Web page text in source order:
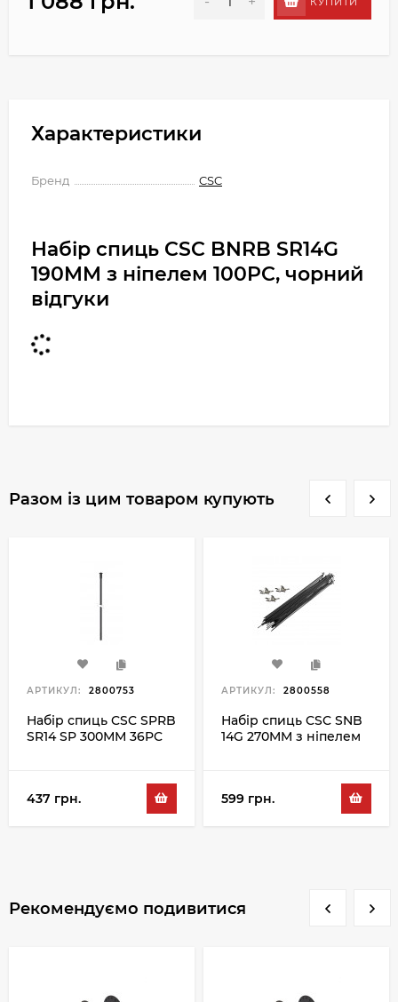
Характеристики
Бренд CSC
Набір спиць CSC BNRB SR14G
190MM з ніпелем 100PC, чорний
відгуки
Разом із цим товаром купують
АРТИКУЛ: 2800753
Набір спиць CSC SPRB
SR14 SP 300ММ 36PC
437 грн.
АРТИКУЛ: 2800558
Набір спиць CSC SNB
14G 270MM з ніпелем
599 грн.
Рекомендуємо подивитися